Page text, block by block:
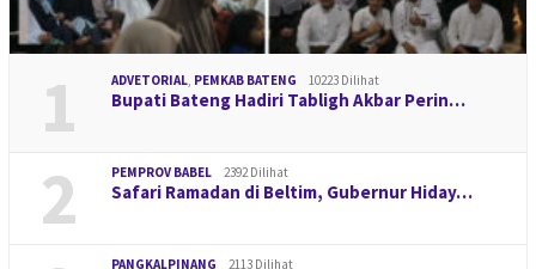
1 ADVETORIAL, PEMKAB BATENG 10223 Dilihat
Bupati Bateng Hadiri Tabligh Akbar Perin…
2 PEMPROV BABEL 2392 Dilihat
Safari Ramadan di Beltim, Gubernur Hiday…
PANGKALPINANG 2113 Dilihat